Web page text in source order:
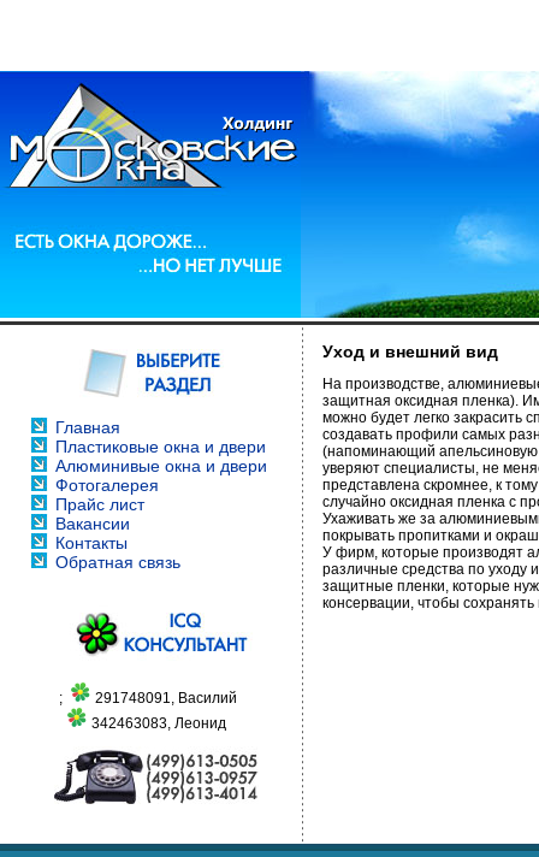
Главная
Пластиковые окна и двери
Алюминивые окна и двери
Фотогалерея
Прайс лист
Вакансии
Контакты
Обратная связь
;
291748091, Василий
342463083, Леонид
Уход и внешний вид
На производстве,
защитная оксидная пленка).
можно будет легко
создавать профили самых
(напоминающий апельсиновую
уверяют специалисты, не
представлена скромнее, к
случайно оксидная пленка с
Ухаживать же за
покрывать пропитками и
У фирм, которые производят
различные средства по
защитные пленки, которые
консервации, чтобы